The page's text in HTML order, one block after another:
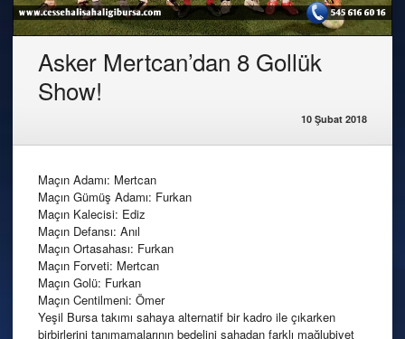
Asker Mertcan’dan 8 Gollük
Show!
10 Şubat 2018
Maçın Adamı: Mertcan
Maçın Gümüş Adamı: Furkan
Maçın Kalecisi: Ediz
Maçın Defansı: Anıl
Maçın Ortasahası: Furkan
Maçın Forveti: Mertcan
Maçın Golü: Furkan
Maçın Centilmeni: Ömer
Yeşil Bursa takımı sahaya alternatif bir kadro ile çıkarken
birbirlerini tanımamalarının bedelini sahadan farklı mağlubiyet